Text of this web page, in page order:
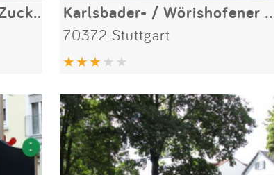
Marienburger Straße / Zuckerleweg Karlsbader- / Wörishofener Straße
70372 Stuttgart